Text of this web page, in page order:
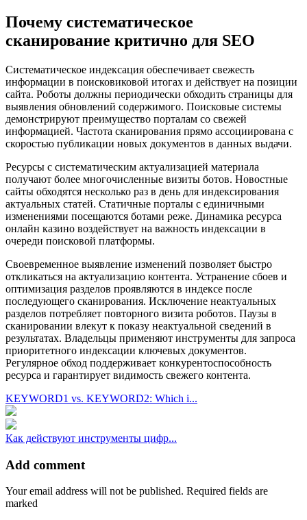
Почему систематическое
сканирование критично для SEO
Систематическое индексация обеспечивает свежесть
информации в поисковиковой итогах и действует на позиции
сайта. Роботы должны периодически обходить страницы для
выявления обновлений содержимого. Поисковые системы
демонстрируют преимущество порталам со свежей
информацией. Частота сканирования прямо ассоциирована с
скоростью публикации новых документов в данных выдачи.
Ресурсы с систематическим актуализацией материала
получают более многочисленные визиты ботов. Новостные
сайты обходятся несколько раз в день для индексирования
актуальных статей. Статичные порталы с единичными
изменениями посещаются ботами реже. Динамика ресурса
онлайн казино воздействует на важность индексации в
очереди поисковой платформы.
Своевременное выявление изменений позволяет быстро
откликаться на актуализацию контента. Устранение сбоев и
оптимизация разделов проявляются в индексе после
последующего сканирования. Исключение неактуальных
разделов потребляет повторного визита роботов. Паузы в
сканировании влекут к показу неактуальной сведений в
результатах. Владельцы применяют инструменты для запроса
приоритетного индексации ключевых документов.
Регулярное обход поддерживает конкурентоспособность
ресурса и гарантирует видимость свежего контента.
KEYWORD1 vs. KEYWORD2: Which i...
Как действуют инструменты цифр...
Add comment
Your email address will not be published. Required fields are
marked